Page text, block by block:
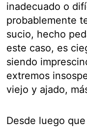
inadecuado o
probablemente
sucio, hecho
este caso, es
siendo
extremos
viejo y ajado,
Desde luego